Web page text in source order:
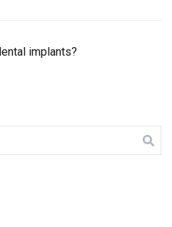
implants?